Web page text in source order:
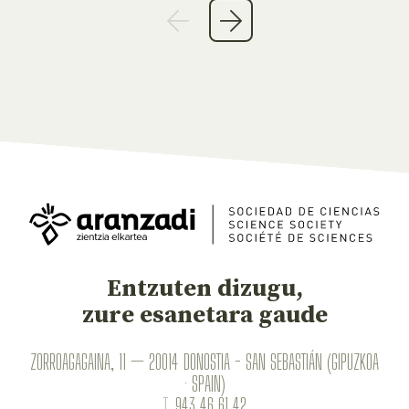
Entzuten dizugu,
zure esanetara gaude
ZORROAGAGAINA, 11 — 20014 DONOSTIA - SAN SEBASTIÁN (GIPUZKOA
· SPAIN)